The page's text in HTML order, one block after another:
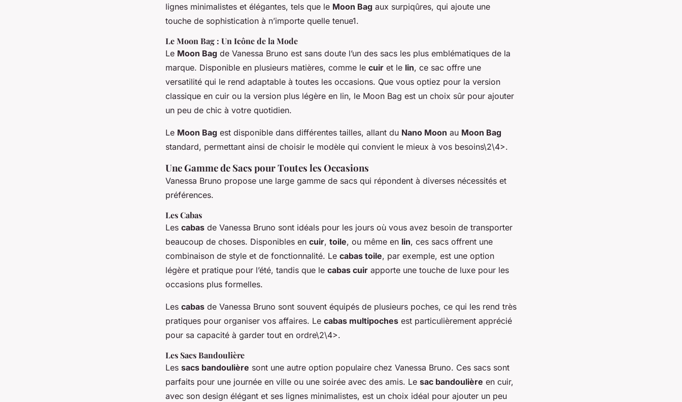
lignes minimalistes et élégantes, tels que le Moon Bag aux surpiqûres, qui ajoute une
touche de sophistication à n’importe quelle tenue1.
Le Moon Bag : Un Icône de la Mode
Le Moon Bag de Vanessa Bruno est sans doute l’un des sacs les plus emblématiques de la
marque. Disponible en plusieurs matières, comme le cuir et le lin, ce sac offre une
versatilité qui le rend adaptable à toutes les occasions. Que vous optiez pour la version
classique en cuir ou la version plus légère en lin, le Moon Bag est un choix sûr pour ajouter
un peu de chic à votre quotidien.
Le Moon Bag est disponible dans différentes tailles, allant du Nano Moon au Moon Bag
standard, permettant ainsi de choisir le modèle qui convient le mieux à vos besoins\2\4>.
Une Gamme de Sacs pour Toutes les Occasions
Vanessa Bruno propose une large gamme de sacs qui répondent à diverses nécessités et
préférences.
Les Cabas
Les cabas de Vanessa Bruno sont idéals pour les jours où vous avez besoin de transporter
beaucoup de choses. Disponibles en cuir, toile, ou même en lin, ces sacs offrent une
combinaison de style et de fonctionnalité. Le cabas toile, par exemple, est une option
légère et pratique pour l’été, tandis que le cabas cuir apporte une touche de luxe pour les
occasions plus formelles.
Les cabas de Vanessa Bruno sont souvent équipés de plusieurs poches, ce qui les rend très
pratiques pour organiser vos affaires. Le cabas multipoches est particulièrement apprécié
pour sa capacité à garder tout en ordre\2\4>.
Les Sacs Bandoulière
Les sacs bandoulière sont une autre option populaire chez Vanessa Bruno. Ces sacs sont
parfaits pour une journée en ville ou une soirée avec des amis. Le sac bandoulière en cuir,
avec son design élégant et ses lignes minimalistes, est un choix idéal pour ajouter un peu